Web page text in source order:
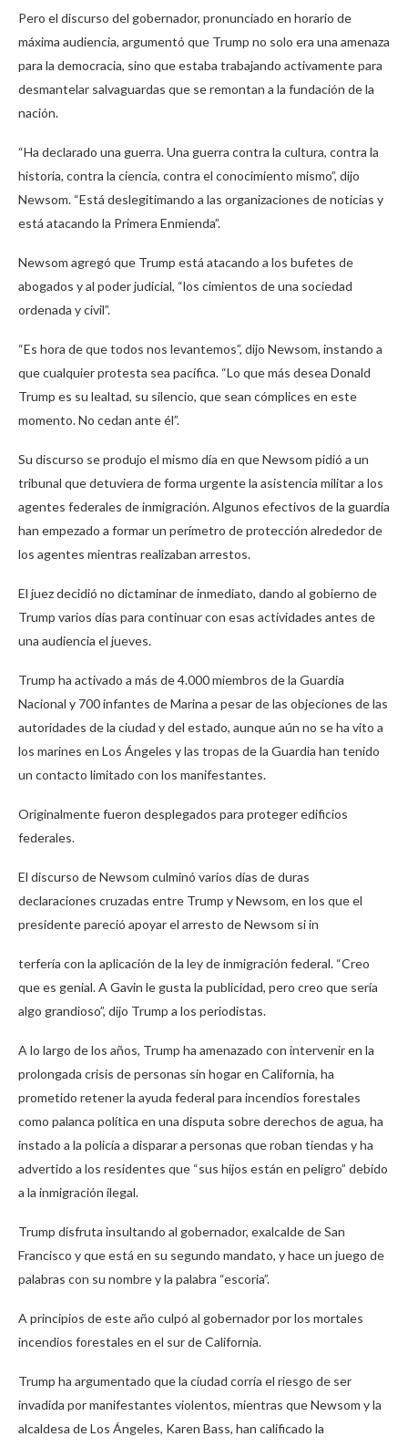
Pero el discurso del gobernador, pronunciado en horario de
máxima audiencia, argumentó que Trump no solo era una amenaza
para la democracia, sino que estaba trabajando activamente para
desmantelar salvaguardas que se remontan a la fundación de la
nación.
“Ha declarado una guerra. Una guerra contra la cultura, contra la
historia, contra la ciencia, contra el conocimiento mismo”, dijo
Newsom. “Está deslegitimando a las organizaciones de noticias y
está atacando la Primera Enmienda”.
Newsom agregó que Trump está atacando a los bufetes de
abogados y al poder judicial, “los cimientos de una sociedad
ordenada y civil”.
“Es hora de que todos nos levantemos”, dijo Newsom, instando a
que cualquier protesta sea pacífica. “Lo que más desea Donald
Trump es su lealtad, su silencio, que sean cómplices en este
momento. No cedan ante él”.
Su discurso se produjo el mismo día en que Newsom pidió a un
tribunal que detuviera de forma urgente la asistencia militar a los
agentes federales de inmigración. Algunos efectivos de la guardia
han empezado a formar un perímetro de protección alrededor de
los agentes mientras realizaban arrestos.
El juez decidió no dictaminar de inmediato, dando al gobierno de
Trump varios días para continuar con esas actividades antes de
una audiencia el jueves.
Trump ha activado a más de 4.000 miembros de la Guardia
Nacional y 700 infantes de Marina a pesar de las objeciones de las
autoridades de la ciudad y del estado, aunque aún no se ha vito a
los marines en Los Ángeles y las tropas de la Guardia han tenido
un contacto limitado con los manifestantes.
Originalmente fueron desplegados para proteger edificios
federales.
El discurso de Newsom culminó varios días de duras
declaraciones cruzadas entre Trump y Newsom, en los que el
presidente pareció apoyar el arresto de Newsom si in
terfería con la aplicación de la ley de inmigración federal. “Creo
que es genial. A Gavin le gusta la publicidad, pero creo que sería
algo grandioso”, dijo Trump a los periodistas.
A lo largo de los años, Trump ha amenazado con intervenir en la
prolongada crisis de personas sin hogar en California, ha
prometido retener la ayuda federal para incendios forestales
como palanca política en una disputa sobre derechos de agua, ha
instado a la policía a disparar a personas que roban tiendas y ha
advertido a los residentes que “sus hijos están en peligro” debido
a la inmigración ilegal.
Trump disfruta insultando al gobernador, exalcalde de San
Francisco y que está en su segundo mandato, y hace un juego de
palabras con su nombre y la palabra “escoria”.
A principios de este año culpó al gobernador por los mortales
incendios forestales en el sur de California.
Trump ha argumentado que la ciudad corría el riesgo de ser
invadida por manifestantes violentos, mientras que Newsom y la
alcaldesa de Los Ángeles, Karen Bass, han calificado la